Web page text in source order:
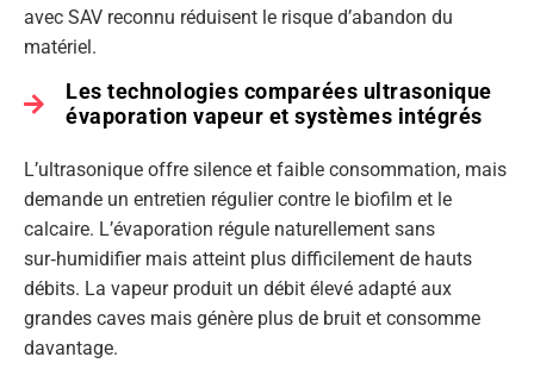
avec SAV reconnu réduisent le risque d’abandon du
matériel.
Les technologies comparées ultrasonique
évaporation vapeur et systèmes intégrés
L’ultrasonique offre silence et faible consommation, mais
demande un entretien régulier contre le biofilm et le
calcaire. L’évaporation régule naturellement sans
sur‑humidifier mais atteint plus difficilement de hauts
débits. La vapeur produit un débit élevé adapté aux
grandes caves mais génère plus de bruit et consomme
davantage.